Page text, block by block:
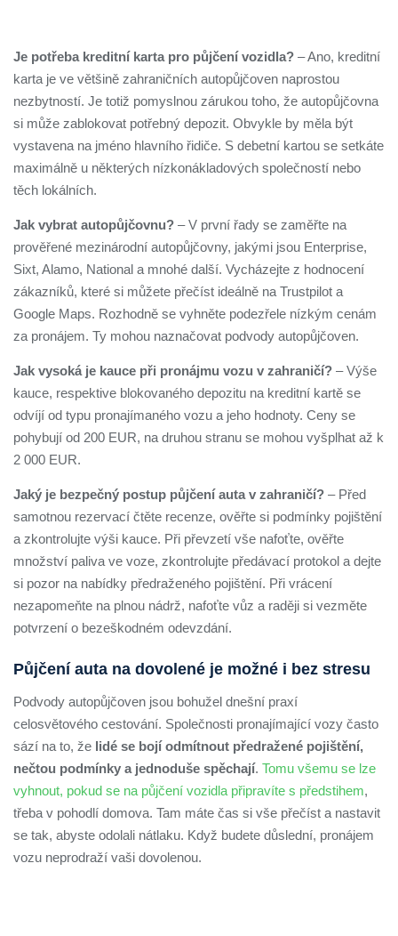
Je potřeba kreditní karta pro půjčení vozidla? – Ano, kreditní
karta je ve většině zahraničních autopůjčoven naprostou
nezbytností. Je totiž pomyslnou zárukou toho, že autopůjčovna
si může zablokovat potřebný depozit. Obvykle by měla být
vystavena na jméno hlavního řidiče. S debetní kartou se setkáte
maximálně u některých nízkonákladových společností nebo
těch lokálních.
Jak vybrat autopůjčovnu? – V první řady se zaměřte na
prověřené mezinárodní autopůjčovny, jakými jsou Enterprise,
Sixt, Alamo, National a mnohé další. Vycházejte z hodnocení
zákazníků, které si můžete přečíst ideálně na Trustpilot a
Google Maps. Rozhodně se vyhněte podezřele nízkým cenám
za pronájem. Ty mohou naznačovat podvody autopůjčoven.
Jak vysoká je kauce při pronájmu vozu v zahraničí? – Výše
kauce, respektive blokovaného depozitu na kreditní kartě se
odvíjí od typu pronajímaného vozu a jeho hodnoty. Ceny se
pohybují od 200 EUR, na druhou stranu se mohou vyšplhat až k
2 000 EUR.
Jaký je bezpečný postup půjčení auta v zahraničí? – Před
samotnou rezervací čtěte recenze, ověřte si podmínky pojištění
a zkontrolujte výši kauce. Při převzetí vše nafoťte, ověřte
množství paliva ve voze, zkontrolujte předávací protokol a dejte
si pozor na nabídky předraženého pojištění. Při vrácení
nezapomeňte na plnou nádrž, nafoťte vůz a raději si vezměte
potvrzení o bezeškodném odevzdání.
Půjčení auta na dovolené je možné i bez stresu
Podvody autopůjčoven jsou bohužel dnešní praxí
celosvětového cestování. Společnosti pronajímající vozy často
sází na to, že lidé se bojí odmítnout předražené pojištění,
nečtou podmínky a jednoduše spěchají. Tomu všemu se lze
vyhnout, pokud se na půjčení vozidla připravíte s předstihem,
třeba v pohodlí domova. Tam máte čas si vše přečíst a nastavit
se tak, abyste odolali nátlaku. Když budete důslední, pronájem
vozu neprodraží vaši dovolenou.